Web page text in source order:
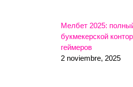
Мелбет 2025:
букмекерской
геймеров
2 noviembre, 2025